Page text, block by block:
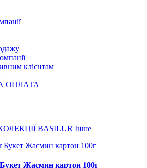
клієнтам
ОПЛАТА
BASILUR Інше
Жасмин картон 100г